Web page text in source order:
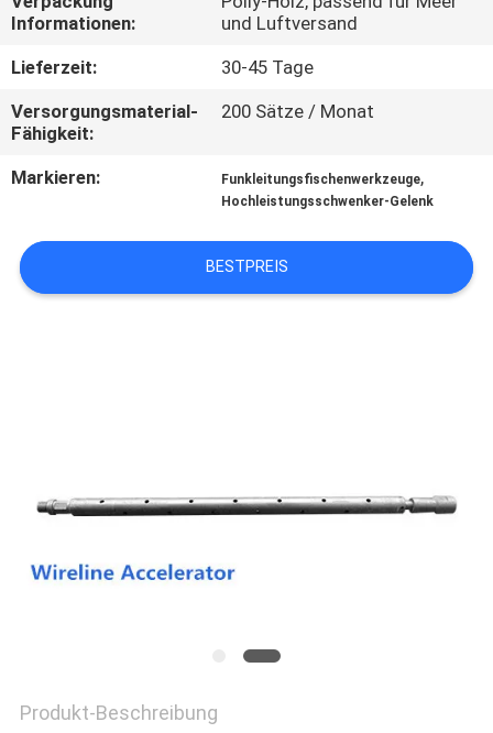
MIT
UNS
IN
VERBINDUNG
FÄLLE
Informationen:
und Luftversand
Lieferzeit:
30-45 Tage
Versorgungsmaterial-
Fähigkeit:
200 Sätze / Monat
Markieren: Funkleitungsfischenwerkzeuge,
Hochleistungsschwenker-Gelenk
BESTPREIS
Produkt-Beschreibung